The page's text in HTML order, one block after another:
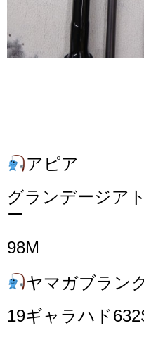
アピア
グランデージア
ー
98M
ヤマガブラン
19ギャラハド